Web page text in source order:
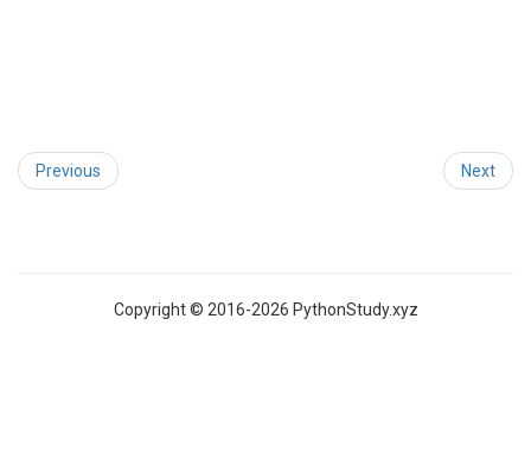
Previous Next
Copyright © 2016-2026 PythonStudy.xyz